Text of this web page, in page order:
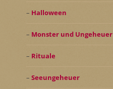
Halloween
Monster und Ungeheuer
Rituale
Seeungeheuer